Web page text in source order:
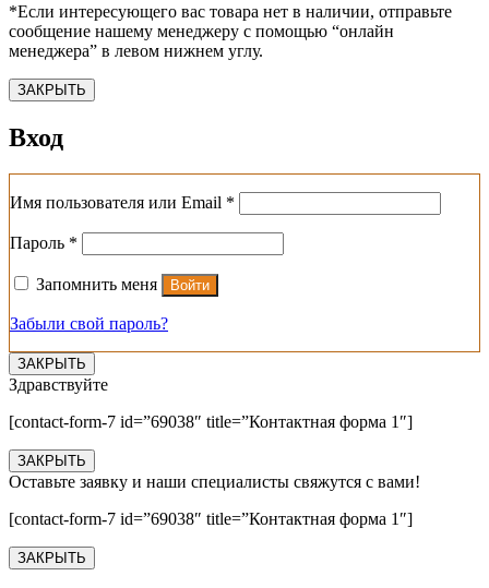
*Если интересующего вас товара нет в наличии, отправьте
сообщение нашему менеджеру с помощью “онлайн
менеджера” в левом нижнем углу.
ЗАКРЫТЬ
Вход
Имя пользователя или Email *
Пароль *
Запомнить меня Войти
Забыли свой пароль?
ЗАКРЫТЬ
Здравствуйте
[contact-form-7 id=”69038″ title=”Контактная форма 1″]
ЗАКРЫТЬ
Оставьте заявку и наши специалисты свяжутся с вами!
[contact-form-7 id=”69038″ title=”Контактная форма 1″]
ЗАКРЫТЬ